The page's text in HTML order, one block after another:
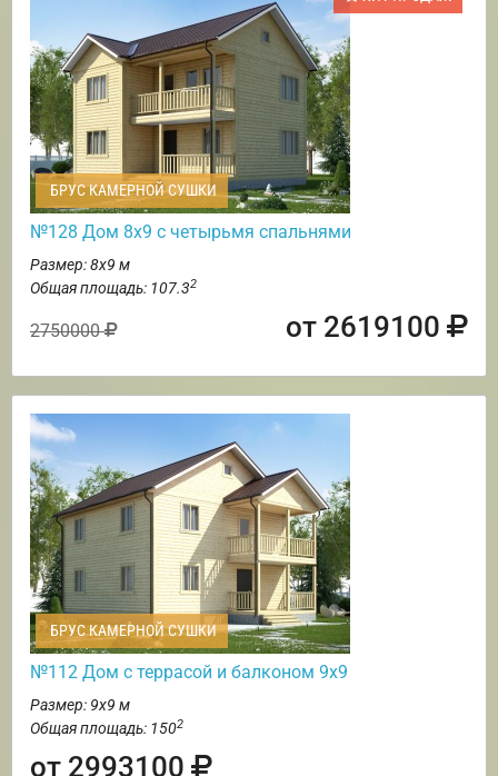
БРУС КАМЕРНОЙ СУШКИ
№128 Дом 8х9 с четырьмя спальнями
Размер: 8х9 м
Общая площадь: 107.32
2750000 от 2619100
БРУС КАМЕРНОЙ СУШКИ
№112 Дом с террасой и балконом 9х9
Размер: 9х9 м
Общая площадь: 1502
от 2993100